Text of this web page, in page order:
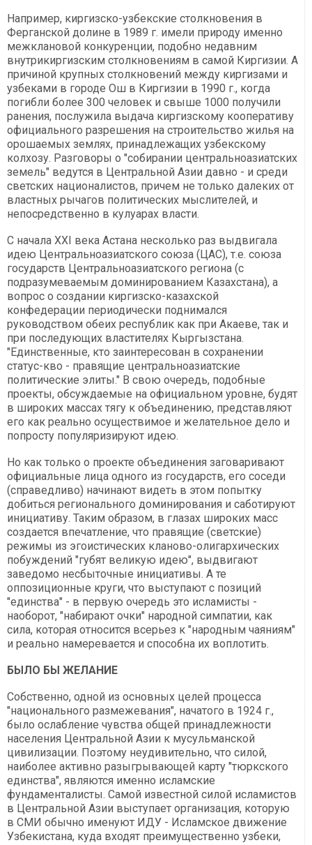
Например, киргизско-узбекские столкновения в
Ферганской долине в 1989 г. имели природу именно
межклановой конкуренции, подобно недавним
внутрикиргизским столкновениям в самой Киргизии. А
причиной крупных столкновений между киргизами и
узбеками в городе Ош в Киргизии в 1990 г., когда
погибли более 300 человек и свыше 1000 получили
ранения, послужила выдача киргизскому кооперативу
официального разрешения на строительство жилья на
орошаемых землях, принадлежащих узбекскому
колхозу. Разговоры о "собирании центральноазиатских
земель" ведутся в Центральной Азии давно - и среди
светских националистов, причем не только далеких от
властных рычагов политических мыслителей, и
непосредственно в кулуарах власти.
С начала ХХІ века Астана несколько раз выдвигала
идею Центральноазиатского союза (ЦАС), т.е. союза
государств Центральноазиатского региона (с
подразумеваемым доминированием Казахстана), а
вопрос о создании киргизско-казахской
конфедерации периодически поднимался
руководством обеих республик как при Акаеве, так и
при последующих властителях Кыргызстана.
"Единственные, кто заинтересован в сохранении
статус-кво - правящие центральноазиатские
политические элиты." В свою очередь, подобные
проекты, обсуждаемые на официальном уровне, будят
в широких массах тягу к объединению, представляют
его как реально осуществимое и желательное дело и
попросту популяризируют идею.
Но как только о проекте объединения заговаривают
официальные лица одного из государств, его соседи
(справедливо) начинают видеть в этом попытку
добиться регионального доминирования и саботируют
инициативу. Таким образом, в глазах широких масс
создается впечатление, что правящие (светские)
режимы из эгоистических кланово-олигархических
побуждений "губят великую идею", выдвигают
заведомо несбыточные инициативы. А те
оппозиционные круги, что выступают с позиций
"единства" - в первую очередь это исламисты -
наоборот, "набирают очки" народной симпатии, как
сила, которая относится всерьез к "народным чаяниям"
и реально намеревается и способна их воплотить.
БЫЛО БЫ ЖЕЛАНИЕ
Собственно, одной из основных целей процесса
"национального размежевания", начатого в 1924 г.,
было ослабление чувства общей принадлежности
населения Центральной Азии к мусульманской
цивилизации. Поэтому неудивительно, что силой,
наиболее активно разыгрывающей карту "тюркского
единства", являются именно исламские
фундаменталисты. Самой известной силой исламистов
в Центральной Азии выступает организация, которую
в СМИ обычно именуют ИДУ - Исламское движение
Узбекистана, куда входят преимущественно узбеки,